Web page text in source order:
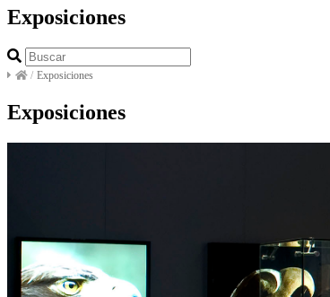
Exposiciones
/ Exposiciones
Exposiciones